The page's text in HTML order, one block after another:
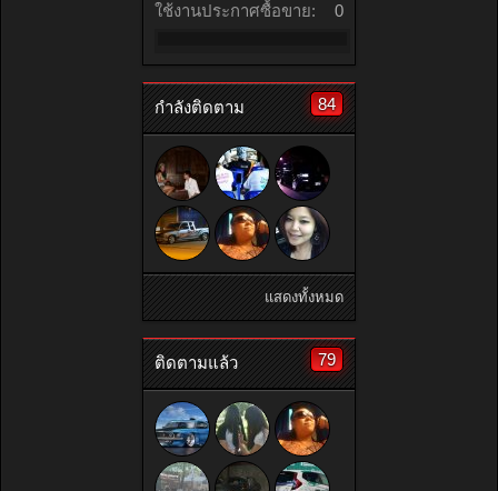
ใช้งานประกาศซื้อขาย:
0
กำลังติดตาม 84
แสดงทั้งหมด
ติดตามแล้ว 79